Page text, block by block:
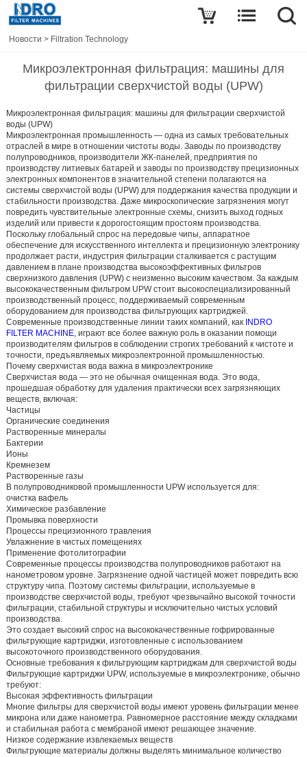
Новости > Filtration Technology
Микроэлектронная фильтрация: машины для
фильтрации сверхчистой воды (UPW)
Микроэлектронная фильтрация: машины для фильтрации сверхчистой
воды (UPW)
Микроэлектронная промышленность — одна из самых требовательных
отраслей в мире в отношении чистоты воды. Заводы по производству
полупроводников, производители ЖК-панелей, предприятия по
производству литиевых батарей и заводы по производству прецизионных
электронных компонентов в значительной степени полагаются на
системы сверхчистой воды (UPW) для поддержания качества продукции и
стабильности производства. Даже микроскопические загрязнения могут
повредить чувствительные электронные схемы, снизить выход годных
изделий или привести к дорогостоящим простоям производства.
Поскольку глобальный спрос на передовые чипы, аппаратное
обеспечение для искусственного интеллекта и прецизионную электронику
продолжает расти, индустрия фильтрации сталкивается с растущим
давлением в плане производства высокоэффективных фильтров
сверхнизкого давления (UPW) с неизменно высоким качеством. За каждым
высококачественным фильтром UPW стоит высокоспециализированный
производственный процесс, поддерживаемый современным
оборудованием для производства фильтрующих картриджей.
Современные производственные линии таких компаний, как INDRO
FILTER MACHINE, играют все более важную роль в оказании помощи
производителям фильтров в соблюдении строгих требований к чистоте и
точности, предъявляемых микроэлектронной промышленностью.
Почему сверхчистая вода важна в микроэлектронике
Сверхчистая вода — это не обычная очищенная вода. Это вода,
прошедшая обработку для удаления практически всех загрязняющих
веществ, включая:
Частицы
Органические соединения
Растворенные минералы
Бактерии
Ионы
Кремнезем
Растворенные газы
В полупроводниковой промышленности UPW используется для:
очистка вафель
Химическое разбавление
Промывка поверхности
Процессы прецизионного травления
Увлажнение в чистых помещениях
Применение фотолитографии
Современные процессы производства полупроводников работают на
нанометровом уровне. Загрязнение одной частицей может повредить всю
структуру чипа. Поэтому системы фильтрации, используемые в
производстве сверхчистой воды, требуют чрезвычайно высокой точности
фильтрации, стабильной структуры и исключительно чистых условий
производства.
Это создает высокий спрос на высококачественные гофрированные
фильтрующие картриджи, изготовленные с использованием
высокоточного производственного оборудования.
Основные требования к фильтрующим картриджам для сверхчистой воды
Фильтрующие картриджи UPW, используемые в микроэлектронике, обычно
требуют:
Высокая эффективность фильтрации
Многие фильтры для сверхчистой воды имеют уровень фильтрации менее
микрона или даже нанометра. Равномерное расстояние между складками
и стабильная работа с мембраной имеют решающее значение.
Низкое содержание извлекаемых веществ
Фильтрующие материалы должны выделять минимальное количество